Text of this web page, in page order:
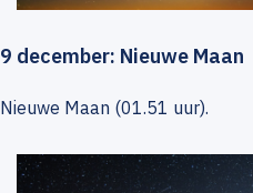
9 december: Nieuwe Maan
Nieuwe Maan (01.51 uur).